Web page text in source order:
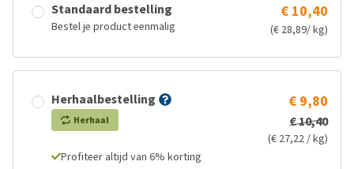
Standaard bestelling
Bestel je product eenmalig
€ 10,40
(€ 28,89/ kg)
Herhaalbestelling
Herhaal
€ 9,80
€ 10,40
(€ 27,22 / kg)
Profiteer altijd van 6% korting